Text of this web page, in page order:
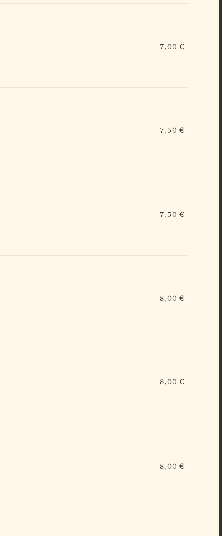
7,00 €
7,50 €
7,50 €
8,00 €
8,00 €
8,00 €